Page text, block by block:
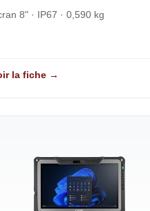
8" · IP67 · 0,590 kg
la fiche →